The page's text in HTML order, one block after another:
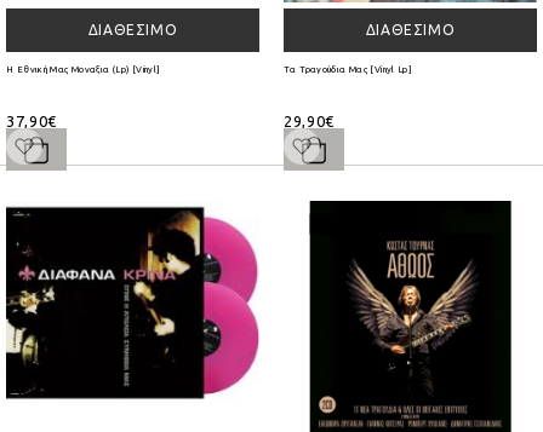
ΔΙΑΘΈΣΙΜΟ
Η Εθνική Μας Μοναξια (Lp) [Vinyl]
37,90€
ΔΙΑΘΈΣΙΜΟ
Τα Τραγούδια Μας [Vinyl Lp]
29,90€